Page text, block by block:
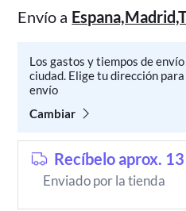
Envío a
Los gastos y tiempos de
ciudad. Elige tu dirección
envío
Cambiar
Recíbelo aprox.
Enviado por la tienda